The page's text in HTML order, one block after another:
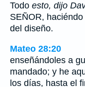
Todo esto, dijo
SEÑOR, haciéndo
del diseño.
Mateo 28:20
enseñándoles a
mandado; y he
los días, hasta el